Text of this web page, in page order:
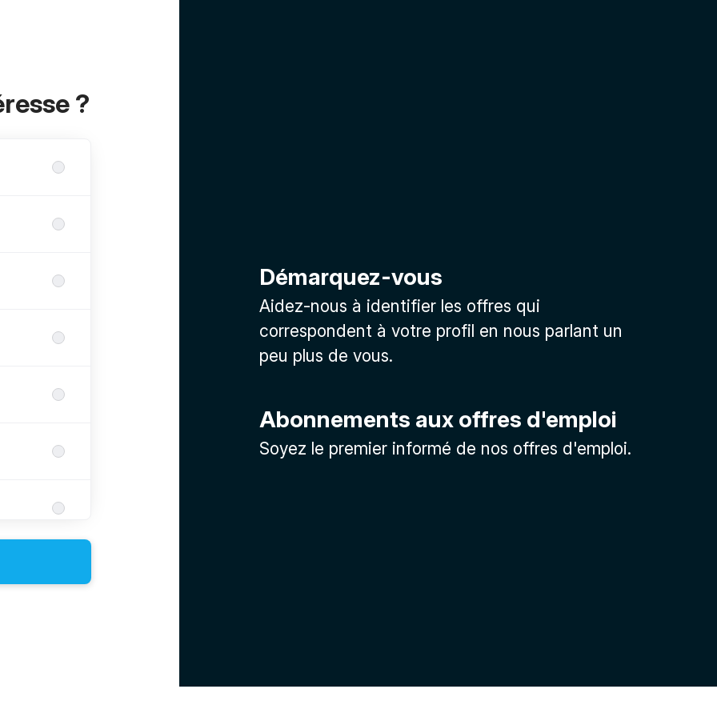
?
Démarquez-vous
Aidez-nous à identifier les offres qui
correspondent à votre profil en nous parlant un
peu plus de vous.
Abonnements aux offres d'emploi
Soyez le premier informé de nos offres d'emploi.